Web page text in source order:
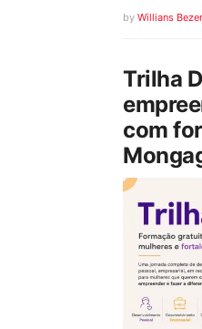
by Willians
Trilha
com